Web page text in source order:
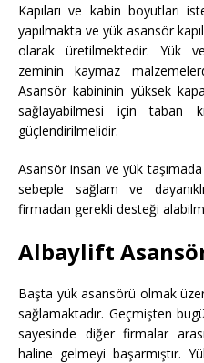
Kapıları ve kabin boyutları
yapılmakta ve yük asansör
olarak üretilmektedir. Yük
zeminin kaymaz
Asansör kabininin yüksek
sağlayabilmesi için taban
güçlendirilmelidir.
Asansör insan ve yük
sebeple sağlam ve
firmadan gerekli desteği
Albaylift
Başta yük asansörü olmak
sağlamaktadır. Geçmişten
sayesinde diğer firmalar
haline gelmeyi başarmıştır.